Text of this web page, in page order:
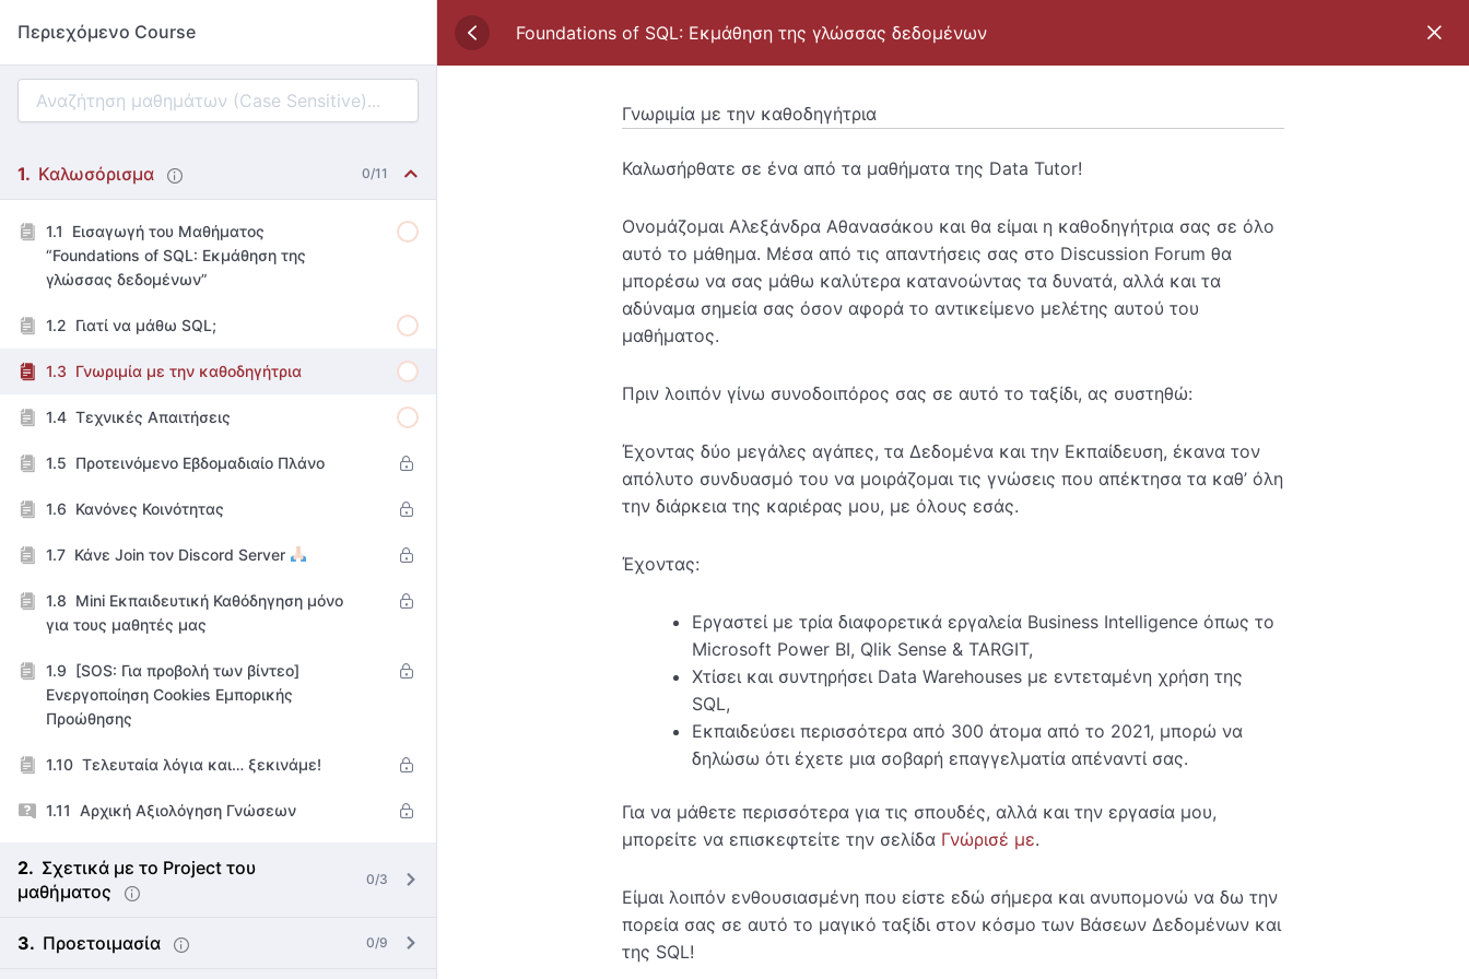
Περιεχόμενο Course
Καλωσόρισμα 0/11
Εισαγωγή του Μαθήματος
“Foundations of SQL: Εκμάθηση της
γλώσσας δεδομένων”
Γιατί να μάθω SQL;
Γνωριμία με την καθοδηγήτρια
Τεχνικές Απαιτήσεις
Προτεινόμενο Εβδομαδιαίο Πλάνο
Κανόνες Κοινότητας
Κάνε Join τον Discord Server
Mini Εκπαιδευτική Καθόδηγηση μόνο
για τους μαθητές μας
[SOS: Για προβολή των βίντεο]
Ενεργοποίηση Cookies Εμπορικής
Προώθησης
Τελευταία λόγια και… ξεκινάμε!
Αρχική Αξιολόγηση Γνώσεων
Σχετικά με το Project του
μαθήματος
0/3
Προετοιμασία 0/9
Foundations of SQL: Εκμάθηση της γλώσσας δεδομένων
Γνωριμία με την καθοδηγήτρια
Καλωσήρθατε σε ένα από τα μαθήματα της Data Tutor!
Ονομάζομαι Αλεξάνδρα Αθανασάκου και θα είμαι η καθοδηγήτρια σας σε όλο
αυτό το μάθημα. Μέσα από τις απαντήσεις σας στο Discussion Forum θα
μπορέσω να σας μάθω καλύτερα κατανοώντας τα δυνατά, αλλά και τα
αδύναμα σημεία σας όσον αφορά το αντικείμενο μελέτης αυτού του
μαθήματος.
Πριν λοιπόν γίνω συνοδοιπόρος σας σε αυτό το ταξίδι, ας συστηθώ:
Έχοντας δύο μεγάλες αγάπες, τα Δεδομένα και την Εκπαίδευση, έκανα τον
απόλυτο συνδυασμό του να μοιράζομαι τις γνώσεις που απέκτησα τα καθ’ όλη
την διάρκεια της καριέρας μου, με όλους εσάς.
Έχοντας:
Εργαστεί με τρία διαφορετικά εργαλεία Business Intelligence όπως το
Microsoft Power BI, Qlik Sense & TARGIT,
Χτίσει και συντηρήσει Data Warehouses με εντεταμένη χρήση της
SQL,
Εκπαιδεύσει περισσότερα από 300 άτομα από το 2021, μπορώ να
δηλώσω ότι έχετε μια σοβαρή επαγγελματία απέναντί σας.
Για να μάθετε περισσότερα για τις σπουδές, αλλά και την εργασία μου,
μπορείτε να επισκεφτείτε την σελίδα Γνώρισέ με.
Είμαι λοιπόν ενθουσιασμένη που είστε εδώ σήμερα και ανυπομονώ να δω την
πορεία σας σε αυτό το μαγικό ταξίδι στον κόσμο των Βάσεων Δεδομένων και
της SQL!